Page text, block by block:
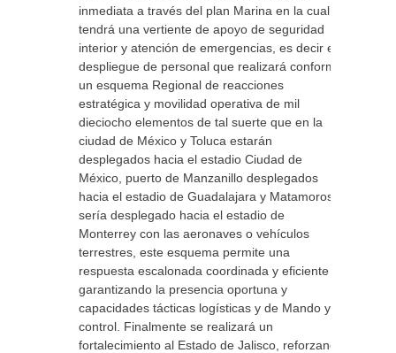
inmediata a través del plan Marina en la cual
tendrá una vertiente de apoyo de seguridad
interior y atención de emergencias, es decir el
despliegue de personal que realizará conforma
un esquema Regional de reacciones
estratégica y movilidad operativa de mil
dieciocho elementos de tal suerte que en la
ciudad de México y Toluca estarán
desplegados hacia el estadio Ciudad de
México, puerto de Manzanillo desplegados
hacia el estadio de Guadalajara y Matamoros
sería desplegado hacia el estadio de
Monterrey con las aeronaves o vehículos
terrestres, este esquema permite una
respuesta escalonada coordinada y eficiente
garantizando la presencia oportuna y
capacidades tácticas logísticas y de Mando y
control. Finalmente se realizará un
fortalecimiento al Estado de Jalisco, reforzando